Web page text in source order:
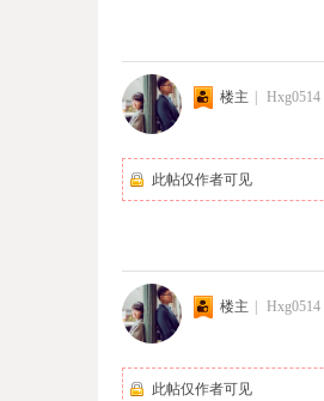
楼主 | Hxg0514
此帖仅作者可见
楼主 | Hxg0514
此帖仅作者可见